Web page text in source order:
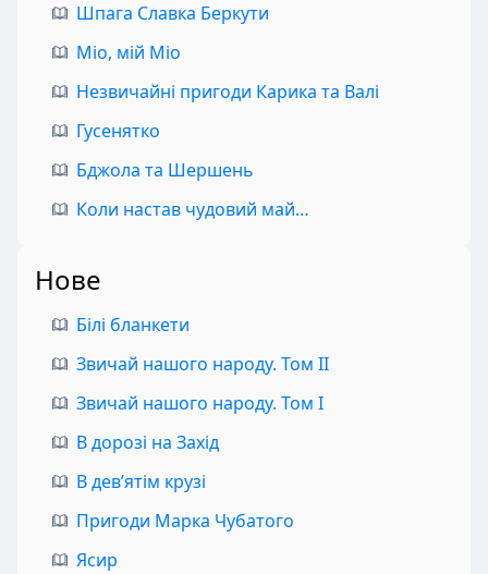
Шпага Славка Беркути
Міо, мій Міо
Незвичайні пригоди Карика та Валі
Гусенятко
Бджола та Шершень
Коли настав чудовий май…
Нове
Білі бланкети
Звичай нашого народу. Том II
Звичай нашого народу. Том I
В дорозі на Захід
В дев’ятім крузі
Пригоди Марка Чубатого
Ясир